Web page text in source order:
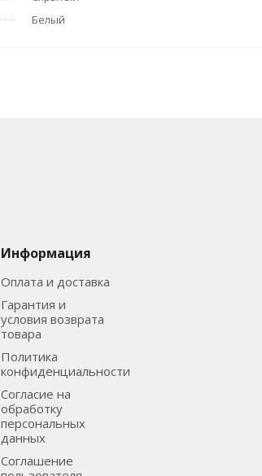
Белый
Информация
Оплата и доставка
Гарантия и
условия возврата
товара
Политика
конфиденциальности
Согласие на
обработку
персональных
данных
Соглашение